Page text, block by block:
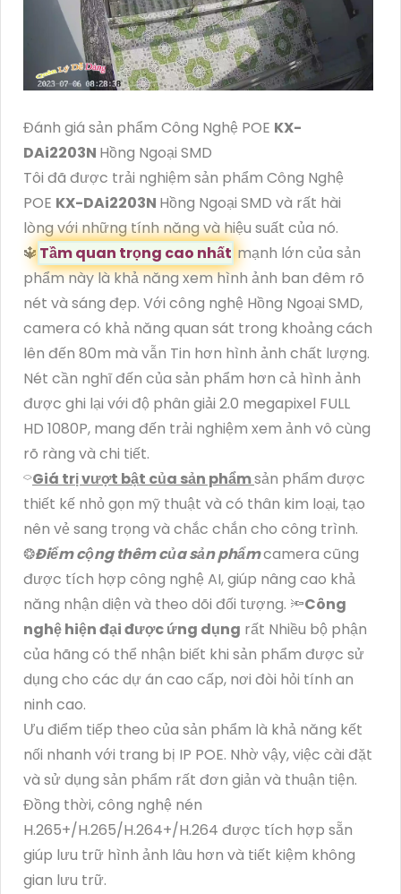
Đánh giá sản phẩm Công Nghệ POE KX-
DAi2203N Hồng Ngoại SMD
Tôi đã được trải nghiệm sản phẩm Công Nghệ
POE KX-DAi2203N Hồng Ngoại SMD và rất hài
lòng với những tính năng và hiệu suất của nó.
🔱 Tầm quan trọng cao nhất mạnh lớn của sản
phẩm này là khả năng xem hình ảnh ban đêm rõ
nét và sáng đẹp. Với công nghệ Hồng Ngoại SMD,
camera có khả năng quan sát trong khoảng cách
lên đến 80m mà vẫn Tin hơn hình ảnh chất lượng.
Nét cần nghĩ đến của sản phẩm hơn cả hình ảnh
được ghi lại với độ phân giải 2.0 megapixel FULL
HD 1080P, mang đến trải nghiệm xem ảnh vô cùng
rõ ràng và chi tiết.
⌔Giá trị vượt bật của sản phẩmsản phẩm được
thiết kế nhỏ gọn mỹ thuật và có thân kim loại, tạo
nên vẻ sang trọng và chắc chắn cho công trình.
❂Điểm cộng thêm của sản phẩmcamera cũng
được tích hợp công nghệ AI, giúp nâng cao khả
năng nhận diện và theo dõi đối tượng. 🔦Công
nghệ hiện đại được ứng dụng rất Nhiều bộ phận
của hãng có thể nhận biết khi sản phẩm được sử
dụng cho các dự án cao cấp, nơi đòi hỏi tính an
ninh cao.
Ưu điểm tiếp theo của sản phẩm là khả năng kết
nối nhanh với trang bị IP POE. Nhờ vậy, việc cài đặt
và sử dụng sản phẩm rất đơn giản và thuận tiện.
Đồng thời, công nghệ nén
H.265+/H.265/H.264+/H.264 được tích hợp sẵn
giúp lưu trữ hình ảnh lâu hơn và tiết kiệm không
gian lưu trữ.